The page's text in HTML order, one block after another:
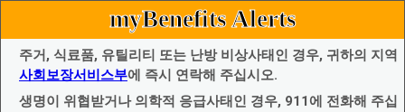
myBenefits Alerts
주거, 식료품, 유틸리티 또는 난방 비상사태인 경우, 귀하의 지역
사회보장서비스부에 즉시 연락해 주십시오.
생명이 위협받거나 의학적 응급사태인 경우, 911에 전화해 주십